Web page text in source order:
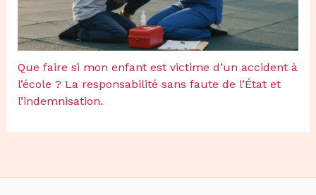
Que faire si mon enfant est victime d’un accident à
l’école ? La responsabilité sans faute de l’État et
l’indemnisation.